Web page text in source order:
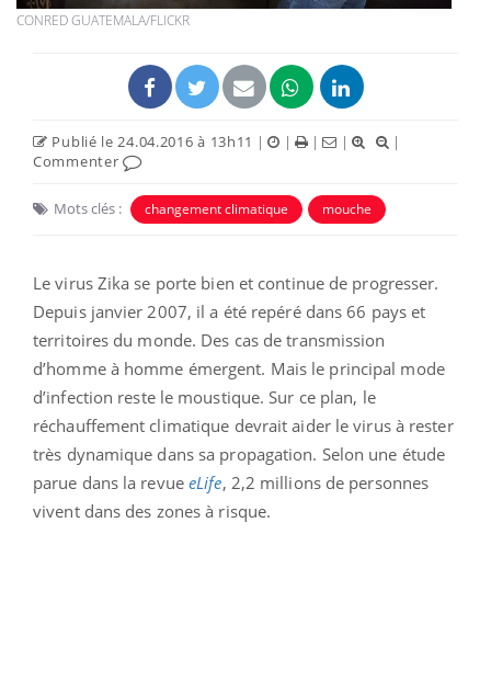
CONRED GUATEMALA/FLICKR
Publié le 24.04.2016 à 13h11 | | | |
|
Commenter
Mots clés : changement climatique mouche
Le virus Zika se porte bien et continue de progresser.
Depuis janvier 2007, il a été repéré dans 66 pays et
territoires du monde. Des cas de transmission
d’homme à homme émergent. Mais le principal mode
d’infection reste le moustique. Sur ce plan, le
réchauffement climatique devrait aider le virus à rester
très dynamique dans sa propagation. Selon une étude
parue dans la revue eLife, 2,2 millions de personnes
vivent dans des zones à risque.